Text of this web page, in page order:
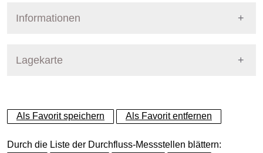
Informationen
Lagekarte
+
−
Als Favorit speichern Als Favorit entfernen
Durch die Liste der Durchfluss-Messstellen blättern: